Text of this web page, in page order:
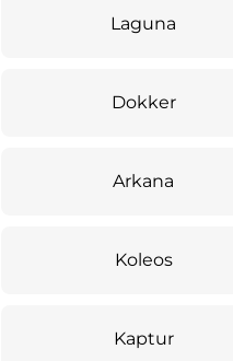
Laguna
Dokker
Arkana
Koleos
Kaptur